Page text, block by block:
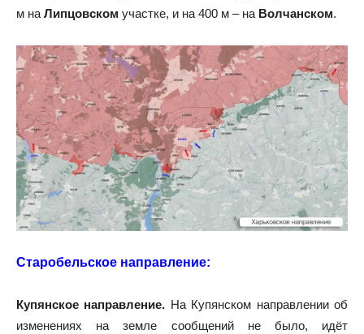
м на Липцовском участке, и на 400 м – на Волчанском.
Старобельское направление:
Купянское направление. На Купянском направлении об
изменениях на земле сообщений не было, идёт